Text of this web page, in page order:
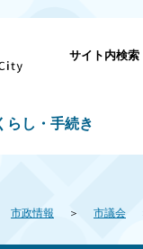
サイト内検索
らし・手続き
市政情報 市議会